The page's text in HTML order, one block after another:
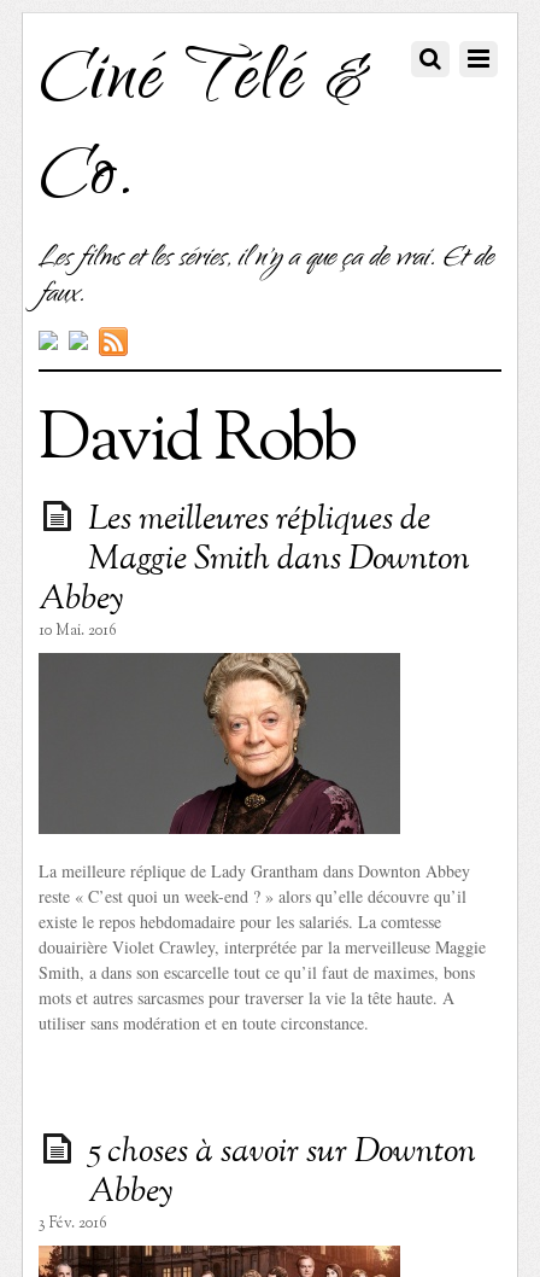
Ciné Télé &
Co.
Les films et les séries, il n'y a que ça de vrai. Et de
faux.
David Robb
Les meilleures répliques de
Maggie Smith dans Downton
Abbey
10 Mai. 2016
La meilleure réplique de Lady Grantham dans Downton Abbey
reste « C’est quoi un week-end ? » alors qu’elle découvre qu’il
existe le repos hebdomadaire pour les salariés. La comtesse
douairière Violet Crawley, interprétée par la merveilleuse Maggie
Smith, a dans son escarcelle tout ce qu’il faut de maximes, bons
mots et autres sarcasmes pour traverser la vie la tête haute. A
utiliser sans modération et en toute circonstance.
5 choses à savoir sur Downton
Abbey
3 Fév. 2016